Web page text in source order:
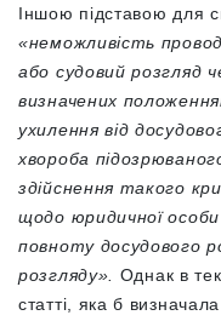
Іншою підставою для
«неможливість
або судовий розгляд
визначених
ухилення від
хвороба
здійснення такого
щодо юридичної
повноту досудового
розгляду». Однак в
статті, яка б